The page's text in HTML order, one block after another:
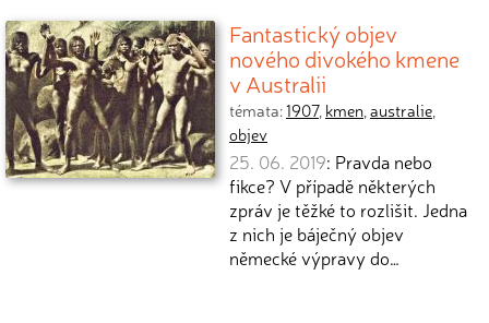
Fantastický objev
nového divokého kmene
v Australii
témata:1907, kmen,australie,
objev
25. 06. 2019: Pravda nebo
fikce? V případě některých
zpráv je těžké to rozlišit. Jedna
z nich je báječný objev
německé výpravy do…